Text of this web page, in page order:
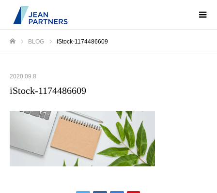
BLOG iStock-1174486609
2020.09.8
iStock-1174486609